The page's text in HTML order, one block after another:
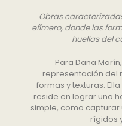
Obras
efímero, donde las
huellas del
Para Dana
representación del
formas y texturas.
reside en lograr una
simple, como
rígidos